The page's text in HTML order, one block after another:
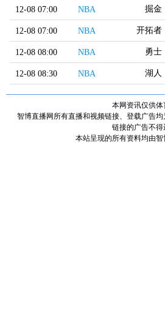
12-08 07:00 NBA 掘金
12-08 07:00 NBA 开拓者
12-08 08:00 NBA 勇士
12-08 08:30 NBA 湖人
本网资讯仅供
智博直播网所有直播和视频链接、登载广告
链接的广告不
本站呈现的所有资料均由